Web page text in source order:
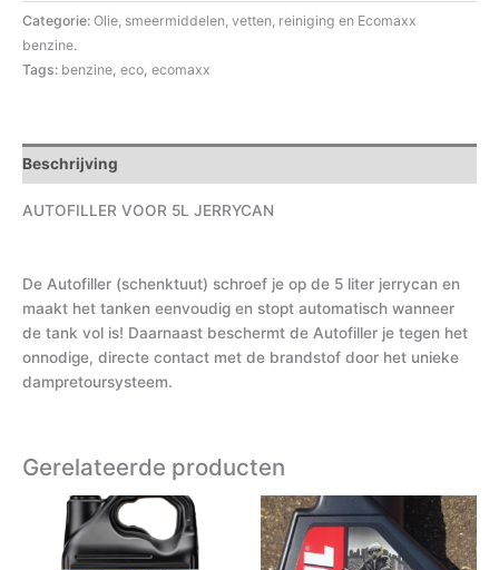
Categorie: Olie, smeermiddelen, vetten, reiniging en Ecomaxx
benzine.
Tags: benzine, eco, ecomaxx
Beschrijving
AUTOFILLER VOOR 5L JERRYCAN
De Autofiller (schenktuut) schroef je op de 5 liter jerrycan en
maakt het tanken eenvoudig en stopt automatisch wanneer
de tank vol is! Daarnaast beschermt de Autofiller je tegen het
onnodige, directe contact met de brandstof door het unieke
dampretoursysteem.
Gerelateerde producten